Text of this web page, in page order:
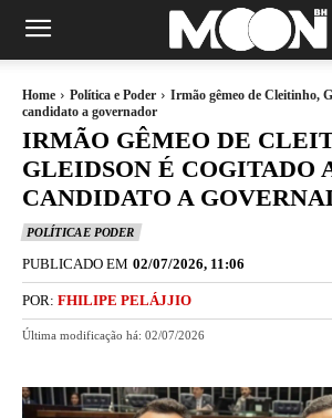
Home Política e Poder
Irmão gêmeo de Cleitinho,
candidato a governador
IRMÃO GÊMEO DE
GLEIDSON É COGITADO
CANDIDATO A
POLÍTICA E PODER
PUBLICADO EM 02/07/2026, 11:06
POR: FHILIPE PELÁJJIO
Última modificação há: 02/07/2026